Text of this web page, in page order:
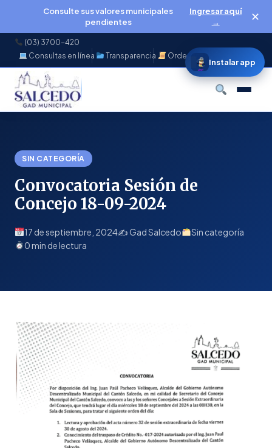
Consulte sus valores municipales
pendientes
Ingresar aquí
→
✕
(03) 3700-420
Consultas en línea
Transparencia Ordenanzas
SIN CATEGORÍA
Convocatoria Sesión de
Concejo 18-09-2024
17 de septiembre, 2024✍️ Gad Salcedo
Sin categoría
0 min de lectura
Instalar app